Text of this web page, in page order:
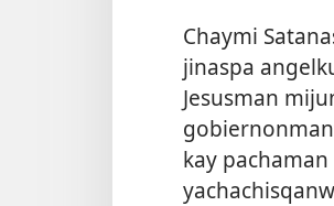
Chaymi
jinaspa
Jesusman
kay